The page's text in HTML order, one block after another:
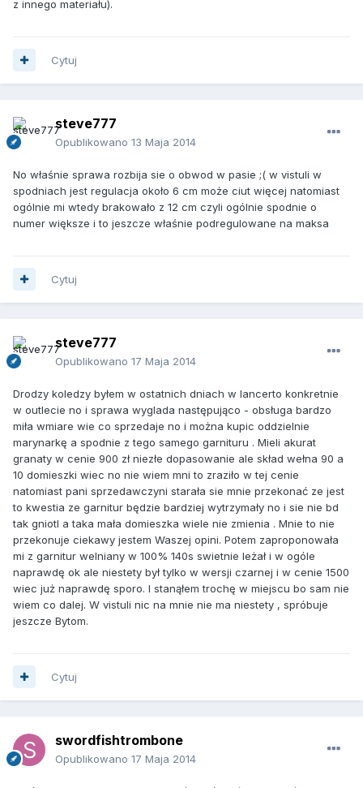
z innego materiału).
Cytuj
steve777
Opublikowano 13 Maja 2014
No właśnie sprawa rozbija sie o obwod w pasie ;( w vistuli w
spodniach jest regulacja około 6 cm może ciut więcej natomiast
ogólnie mi wtedy brakowało z 12 cm czyli ogólnie spodnie o
numer większe i to jeszcze właśnie podregulowane na maksa
Cytuj
steve777
Opublikowano 17 Maja 2014
Drodzy koledzy byłem w ostatnich dniach w lancerto konkretnie
w outlecie no i sprawa wyglada następująco - obsługa bardzo
miła wmiare wie co sprzedaje no i można kupic oddzielnie
marynarkę a spodnie z tego samego garnituru . Mieli akurat
granaty w cenie 900 zł niezłe dopasowanie ale skład wełna 90 a
10 domieszki wiec no nie wiem mni to zraziło w tej cenie
natomiast pani sprzedawczyni starała sie mnie przekonać ze jest
to kwestia ze garnitur będzie bardziej wytrzymały no i sie nie bd
tak gniotl a taka mała domieszka wiele nie zmienia . Mnie to nie
przekonuje ciekawy jestem Waszej opini. Potem zaproponowała
mi z garnitur welniany w 100% 140s swietnie leżał i w ogóle
naprawdę ok ale niestety był tylko w wersji czarnej i w cenie 1500
wiec już naprawdę sporo. I stanąłem trochę w miejscu bo sam nie
wiem co dalej. W vistuli nic na mnie nie ma niestety , spróbuje
jeszcze Bytom.
Cytuj
swordfishtrombone
Opublikowano 17 Maja 2014